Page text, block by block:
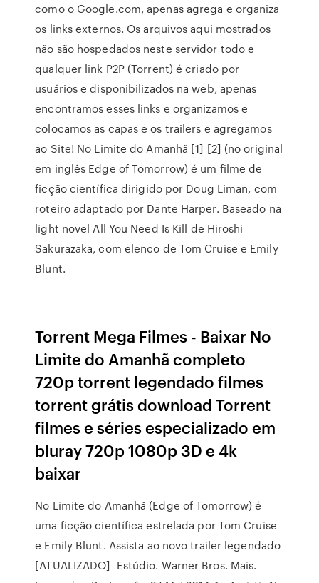
como o Google.com, apenas agrega e organiza
os links externos. Os arquivos aqui mostrados
não são hospedados neste servidor todo e
qualquer link P2P (Torrent) é criado por
usuários e disponibilizados na web, apenas
encontramos esses links e organizamos e
colocamos as capas e os trailers e agregamos
ao Site! No Limite do Amanhã [1] [2] (no original
em inglês Edge of Tomorrow) é um filme de
ficção científica dirigido por Doug Liman, com
roteiro adaptado por Dante Harper. Baseado na
light novel All You Need Is Kill de Hiroshi
Sakurazaka, com elenco de Tom Cruise e Emily
Blunt.
Torrent Mega Filmes - Baixar No
Limite do Amanhã completo
720p torrent legendado filmes
torrent grátis download Torrent
filmes e séries especializado em
bluray 720p 1080p 3D e 4k
baixar
No Limite do Amanhã (Edge of Tomorrow) é
uma ficção científica estrelada por Tom Cruise
e Emily Blunt. Assista ao novo trailer legendado
[ATUALIZADO] Estúdio. Warner Bros. Mais.